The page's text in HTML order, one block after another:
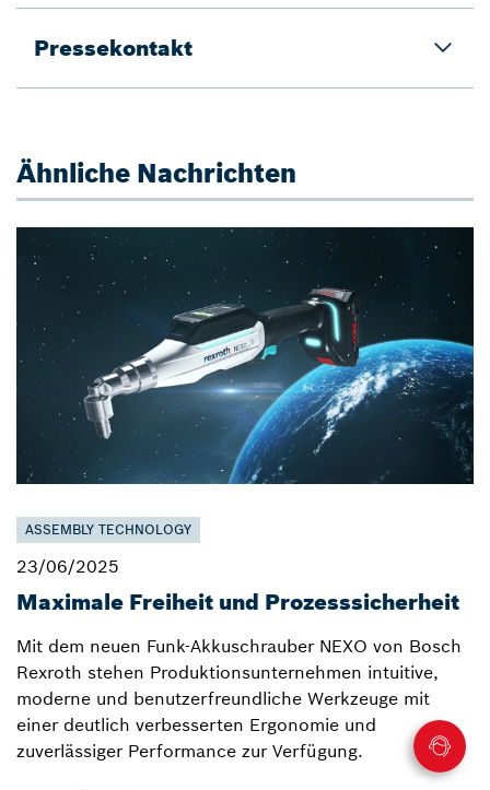
Pressekontakt
Ähnliche Nachrichten
ASSEMBLY TECHNOLOGY
23/06/2025
Maximale Freiheit und Prozesssicherheit
Mit dem neuen Funk-Akkuschrauber NEXO von Bosch
Rexroth stehen Produktionsunternehmen intuitive,
moderne und benutzerfreundliche Werkzeuge mit
einer deutlich verbesserten Ergonomie und
zuverlässiger Performance zur Verfügung.